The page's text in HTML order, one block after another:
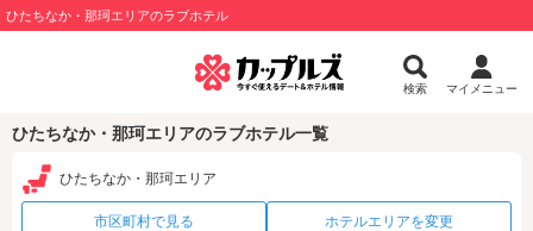
ひたちなか・那珂エリアのラブホテル
検索 マイメニュー
ひたちなか・那珂エリアのラブホテル一覧
ひたちなか・那珂エリア
市区町村で見る ホテルエリアを変更